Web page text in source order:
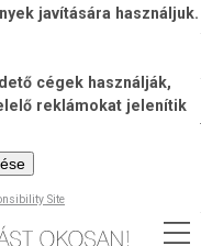
javítására használjuk.
cégek használják,
reklámokat jelenítik
Site